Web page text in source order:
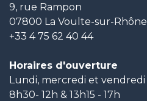
9, rue Rampon
07800 La Voulte-sur-Rhône
+33 4 75 62 40 44
Horaires d'ouverture
Lundi, mercredi et vendredi
8h30- 12h & 13h15 - 17h